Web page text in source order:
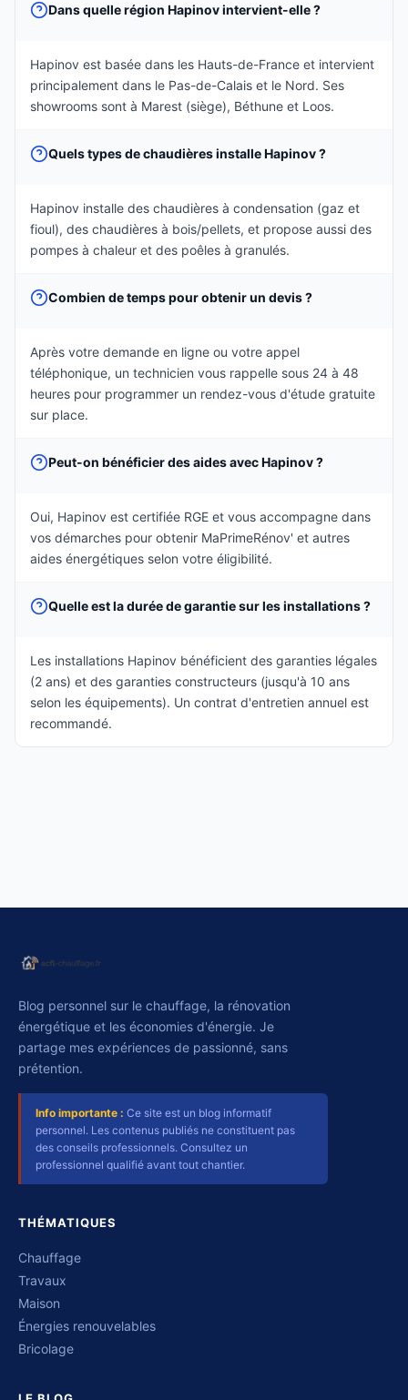
Dans quelle région Hapinov intervient-elle ?
Hapinov est basée dans les Hauts-de-France et intervient
principalement dans le Pas-de-Calais et le Nord. Ses
showrooms sont à Marest (siège), Béthune et Loos.
Quels types de chaudières installe Hapinov ?
Hapinov installe des chaudières à condensation (gaz et
fioul), des chaudières à bois/pellets, et propose aussi des
pompes à chaleur et des poêles à granulés.
Combien de temps pour obtenir un devis ?
Après votre demande en ligne ou votre appel
téléphonique, un technicien vous rappelle sous 24 à 48
heures pour programmer un rendez-vous d'étude gratuite
sur place.
Peut-on bénéficier des aides avec Hapinov ?
Oui, Hapinov est certifiée RGE et vous accompagne dans
vos démarches pour obtenir MaPrimeRénov' et autres
aides énergétiques selon votre éligibilité.
Quelle est la durée de garantie sur les installations ?
Les installations Hapinov bénéficient des garanties légales
(2 ans) et des garanties constructeurs (jusqu'à 10 ans
selon les équipements). Un contrat d'entretien annuel est
recommandé.
Blog personnel sur le chauffage, la rénovation
énergétique et les économies d'énergie. Je
partage mes expériences de passionné, sans
prétention.
Info importante : Ce site est un blog informatif
personnel. Les contenus publiés ne constituent pas
des conseils professionnels. Consultez un
professionnel qualifié avant tout chantier.
THÉMATIQUES
Chauffage
Travaux
Maison
Énergies renouvelables
Bricolage